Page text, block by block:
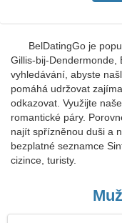
BelDatingGo je
Gillis-bij-Dendermonde,
vyhledávání, abyste
pomáhá udržovat
odkazovat. Využijte
romantické páry.
najít spřízněnou duši a
bezplatné seznamce
cizince, turisty.